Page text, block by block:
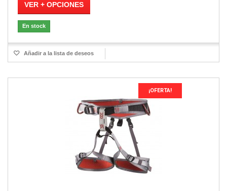
VER + OPCIONES
En stock
Añadir a la lista de deseos
¡OFERTA!